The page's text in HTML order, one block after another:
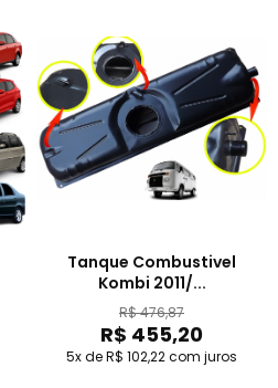
Tanque Combustivel
Kombi 2011/...
R$ 476,87
R$ 455,20
5x de R$ 102,22com juros